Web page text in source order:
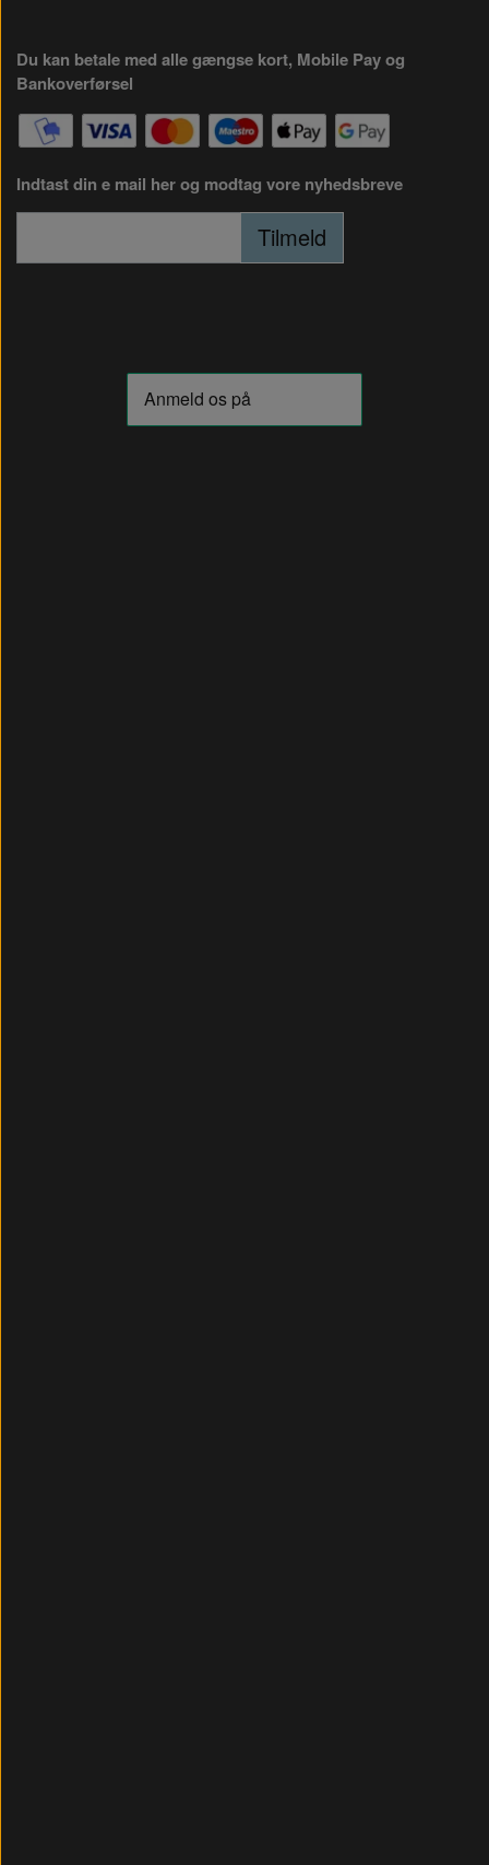
Du kan betale med alle gængse kort, Mobile Pay og
Bankoverførsel
Indtast din e mail her og modtag vore nyhedsbreve
Tilmeld